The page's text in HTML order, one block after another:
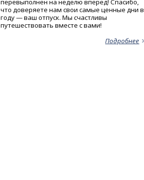
перевыполнен на неделю вперед! Спасибо,
что доверяете нам свои самые ценные дни в
году — ваш отпуск. Мы счастливы
путешествовать вместе с вами!
Подробнее